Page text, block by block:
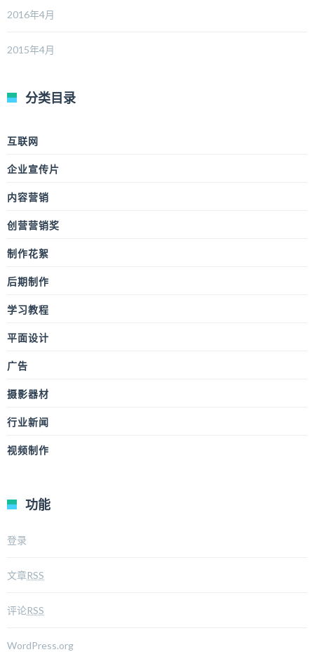
2016年4月
2015年4月
分类目录
互联网
企业宣传片
内容营销
创营营销奖
制作花絮
后期制作
学习教程
平面设计
广告
摄影器材
行业新闻
视频制作
功能
登录
文章RSS
评论RSS
WordPress.org